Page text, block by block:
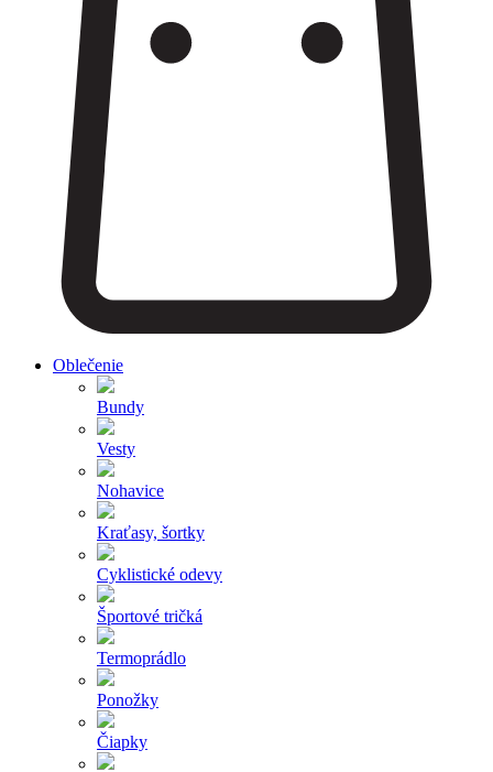
Oblečenie
Bundy
Vesty
Nohavice
Kraťasy, šortky
Cyklistické odevy
Športové tričká
Termoprádlo
Ponožky
Čiapky